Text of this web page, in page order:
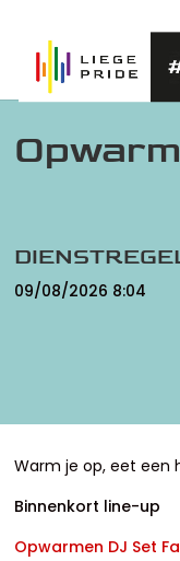
09/08/2026 8:04
Warm je op, eet een
Binnenkort line-up
Opwarmen DJ Set